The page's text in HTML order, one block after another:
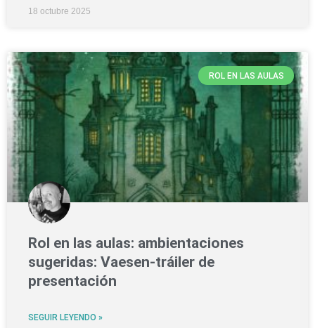
18 octubre 2025
ROL EN LAS AULAS
Rol en las aulas: ambientaciones
sugeridas: Vaesen-tráiler de
presentación
SEGUIR LEYENDO »